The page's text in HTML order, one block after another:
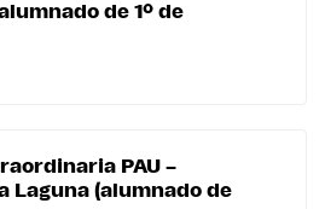
de 1º de
PAU –
Laguna (alumnado de